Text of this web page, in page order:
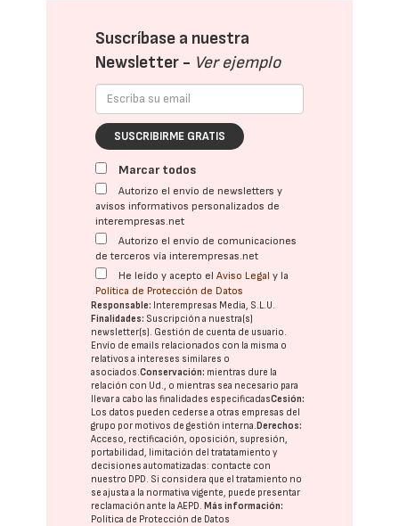
Suscríbase a nuestra
Newsletter - Ver ejemplo
SUSCRIBIRME GRATIS
Marcar todos
Autorizo el envío de newsletters y
avisos informativos personalizados de
interempresas.net
Autorizo el envío de comunicaciones
de terceros vía interempresas.net
He leído y acepto elAviso Legal y la
Política de Protección de Datos
Responsable: Interempresas Media, S.L.U.
Finalidades: Suscripción a nuestra(s)
newsletter(s). Gestión de cuenta de usuario.
Envío de emails relacionados con la misma o
relativos a intereses similares o
asociados.Conservación: mientras dure la
relación con Ud., o mientras sea necesario para
llevar a cabo las finalidades especificadasCesión:
Los datos pueden cederse a otras empresas del
grupo por motivos de gestión interna.Derechos:
Acceso, rectificación, oposición, supresión,
portabilidad, limitación del tratatamiento y
decisiones automatizadas: contacte con
nuestro DPD . Si considera que el tratamiento no
se ajusta a la normativa vigente, puede presentar
reclamación ante laAEPD .Más información:
Política de Protección de Datos